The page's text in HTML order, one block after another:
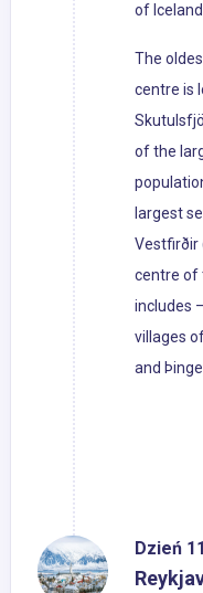
of
The
centre is
of the
largest
Vestfirðir
centre of
includes
villages
and
Dzień